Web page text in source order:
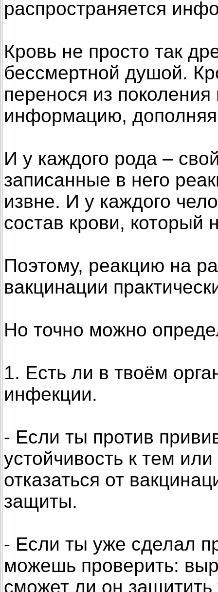
распространяется
Кровь не просто так
бессмертной душой.
перенося из
информацию,
И у каждого рода –
записанные в него
извне. И у каждого
состав крови, который
Поэтому, реакцию на
вакцинации
Но точно можно
1. Есть ли в твоём
инфекции.
- Если ты против
устойчивость к тем
отказаться от
защиты.
- Если ты уже сделал
можешь проверить:
сможет ли он защитить